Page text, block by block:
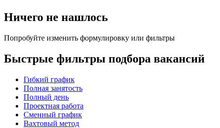
Ничего не нашлось
Попробуйте изменить формулировку или фильтры
Быстрые фильтры подбора вакансий
Гибкий график
Полная занятость
Полный день
Проектная работа
Сменный график
Вахтовый метод